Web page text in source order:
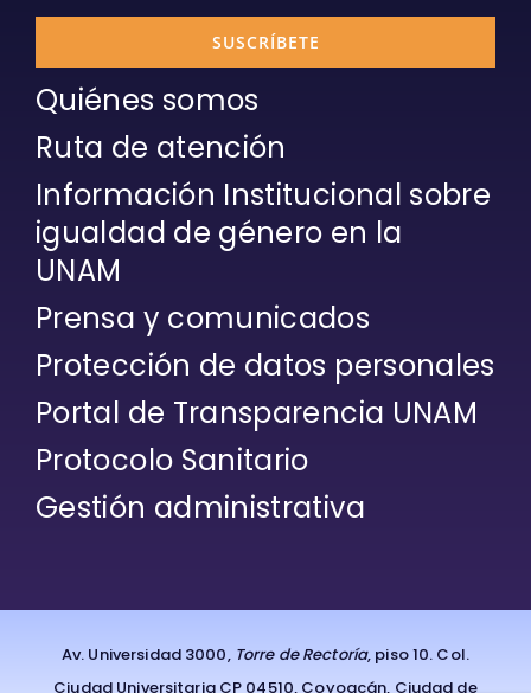
SUSCRÍBETE
Quiénes somos
Ruta de atención
Información Institucional sobre
igualdad de género en la
UNAM
Prensa y comunicados
Protección de datos personales
Portal de Transparencia UNAM
Protocolo Sanitario
Gestión administrativa
Av. Universidad 3000, Torre de Rectoría, piso 10. Col.
Ciudad Universitaria CP 04510, Coyoacán, Ciudad de